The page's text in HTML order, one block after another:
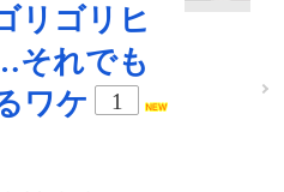
リゴリヒ
それでも
ワケ
1